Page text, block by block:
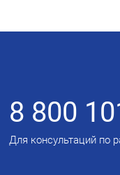
8 800
Для консультаций по